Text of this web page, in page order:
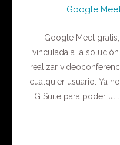
Google
Google Meet
vinculada a la
realizar
cualquier usuario. Ya
G Suite para poder